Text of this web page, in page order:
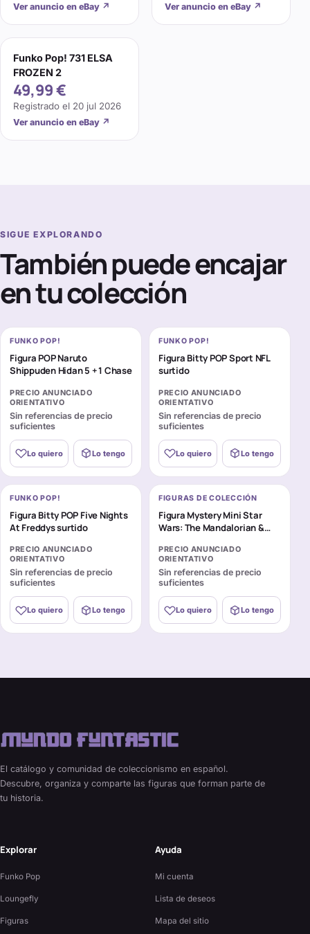
Ver anuncio en eBay ↗ Ver anuncio en eBay ↗
Funko Pop! 731 ELSA
FROZEN 2
49,99 €
Registrado el 20 jul 2026
Ver anuncio en eBay ↗
SIGUE EXPLORANDO
También puede encajar
en tu colección
FUNKO POP!
Figura POP Naruto
Shippuden Hidan 5 + 1 Chase
PRECIO ANUNCIADO
ORIENTATIVO
Sin referencias de precio
suficientes
Lo quiero Lo tengo
FUNKO POP!
Figura Bitty POP Sport NFL
surtido
PRECIO ANUNCIADO
ORIENTATIVO
Sin referencias de precio
suficientes
Lo quiero Lo tengo
FUNKO POP!
Figura Bitty POP Five Nights
At Freddys surtido
PRECIO ANUNCIADO
ORIENTATIVO
Sin referencias de precio
suficientes
Lo quiero Lo tengo
FIGURAS DE COLECCIÓN
Figura Mystery Mini Star
Wars: The Mandalorian &
PRECIO ANUNCIADO
ORIENTATIVO
Sin referencias de precio
suficientes
Lo quiero Lo tengo
El catálogo y comunidad de coleccionismo en español.
Descubre, organiza y comparte las figuras que forman parte de
tu historia.
Explorar
Funko Pop
Loungefly
Figuras
Ayuda
Mi cuenta
Lista de deseos
Mapa del sitio